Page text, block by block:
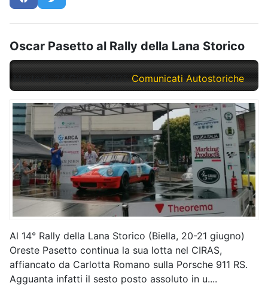
Oscar Pasetto al Rally della Lana Storico
Martedì, 24 Giugno 2025 Comunicati Autostoriche
Al 14° Rally della Lana Storico (Biella, 20-21 giugno)
Oreste Pasetto continua la sua lotta nel CIRAS,
affiancato da Carlotta Romano sulla Porsche 911 RS.
Agguanta infatti il sesto posto assoluto in u....